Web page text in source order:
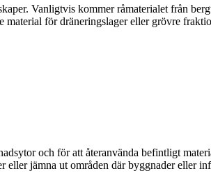
Vanligtvis kommer råmaterialet från
material för dräneringslager eller grövre
och för att återanvända befintligt
jämna ut områden där byggnader eller